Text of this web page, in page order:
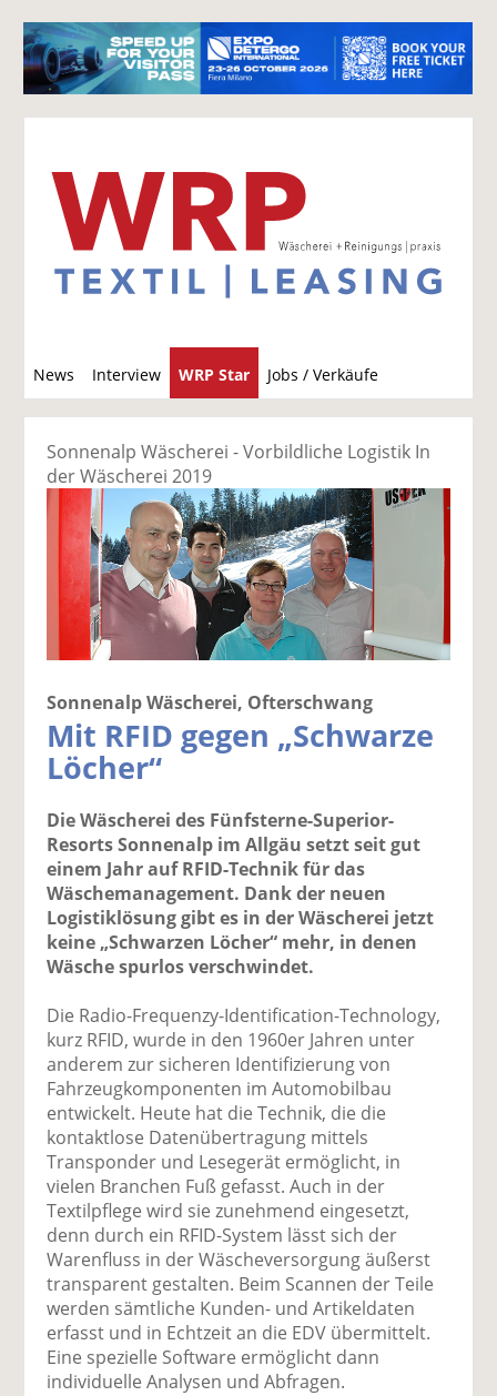
News Interview WRP Star Jobs / Verkäufe
u
c
Sonnenalp Wäscherei - Vorbildliche Logistik In
der Wäscherei 2019
Sonnenalp Wäscherei, Ofterschwang
Mit RFID gegen „Schwarze
Löcher“
Die Wäscherei des Fünfsterne-Superior-
Resorts Sonnenalp im Allgäu setzt seit gut
einem Jahr auf RFID-Technik für das
Wäschemanagement. Dank der neuen
Logistiklösung gibt es in der Wäscherei jetzt
keine „Schwarzen Löcher“ mehr, in denen
Wäsche spurlos verschwindet.
Die Radio-Frequenzy-Identification-Technology,
kurz RFID, wurde in den 1960er Jahren unter
anderem zur sicheren Identifizierung von
Fahrzeugkomponenten im Automobilbau
entwickelt. Heute hat die Technik, die die
kontaktlose Datenübertragung mittels
Transponder und Lesegerät ermöglicht, in
vielen Branchen Fuß gefasst. Auch in der
Textilpflege wird sie zunehmend eingesetzt,
denn durch ein RFID-System lässt sich der
Warenfluss in der Wäscheversorgung äußerst
transparent gestalten. Beim Scannen der Teile
werden sämtliche Kunden- und Artikeldaten
erfasst und in Echtzeit an die EDV übermittelt.
Eine spezielle Software ermöglicht dann
individuelle Analysen und Abfragen.